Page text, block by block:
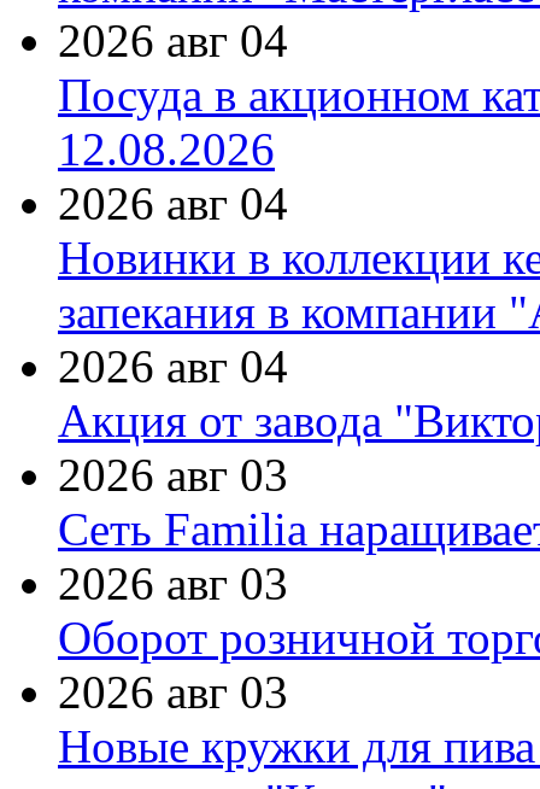
2026 авг 04
Посуда в акционном
12.08.2026
2026 авг 04
Новинки в коллекции
запекания в компании
2026 авг 04
Акция от завода
2026 авг 03
Сеть Familia
2026 авг 03
Оборот розничной
2026 авг 03
Новые кружки для